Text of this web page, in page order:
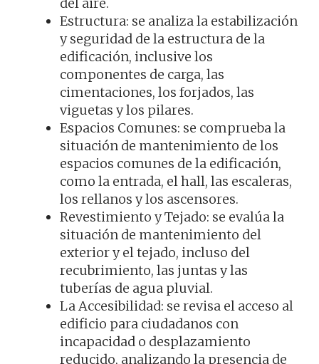
Estructura: se analiza la estabilización
y seguridad de la estructura de la
edificación, inclusive los
componentes de carga, las
cimentaciones, los forjados, las
viguetas y los pilares.
Espacios Comunes: se comprueba la
situación de mantenimiento de los
espacios comunes de la edificación,
como la entrada, el hall, las escaleras,
los rellanos y los ascensores.
Revestimiento y Tejado: se evalúa la
situación de mantenimiento del
exterior y el tejado, incluso del
recubrimiento, las juntas y las
tuberías de agua pluvial.
La Accesibilidad: se revisa el acceso al
edificio para ciudadanos con
incapacidad o desplazamiento
reducido, analizando la presencia de